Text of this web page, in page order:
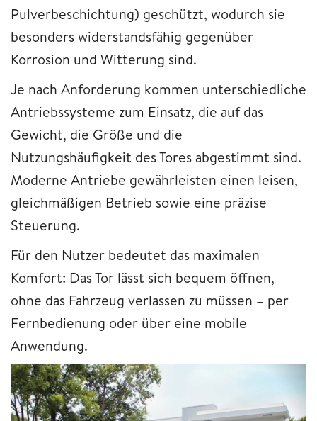
Pulverbeschichtung) geschützt, wodurch sie
besonders widerstandsfähig gegenüber
Korrosion und Witterung sind.
Je nach Anforderung kommen unterschiedliche
Antriebssysteme zum Einsatz, die auf das
Gewicht, die Größe und die
Nutzungshäufigkeit des Tores abgestimmt sind.
Moderne Antriebe gewährleisten einen leisen,
gleichmäßigen Betrieb sowie eine präzise
Steuerung.
Für den Nutzer bedeutet das maximalen
Komfort: Das Tor lässt sich bequem öffnen,
ohne das Fahrzeug verlassen zu müssen – per
Fernbedienung oder über eine mobile
Anwendung.